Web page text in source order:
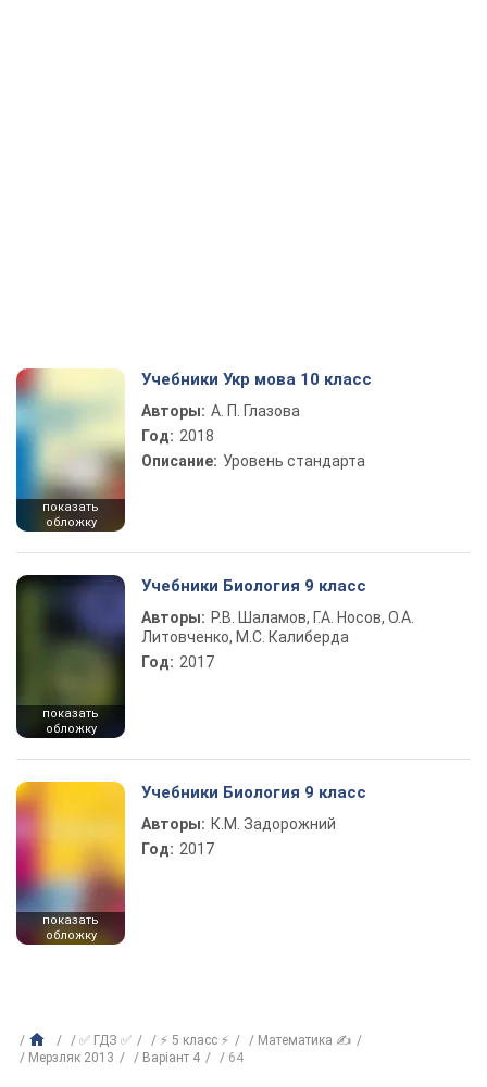
показать
обложку
Учебники Укр мова 10 класс
Авторы: А. П. Глазова
Год: 2018
Описание: Уровень стандарта
показать
обложку
Учебники Биология 9 класс
Авторы: Р.В. Шаламов, Г.А. Носов, О.А.
Литовченко, М.С. Калиберда
Год: 2017
показать
обложку
Учебники Биология 9 класс
Авторы: К.М. Задорожний
Год: 2017
✅ ГДЗ ✅ ⚡ 5 класс ⚡
Математика ✍
Мерзляк 2013
Варіант 4 64